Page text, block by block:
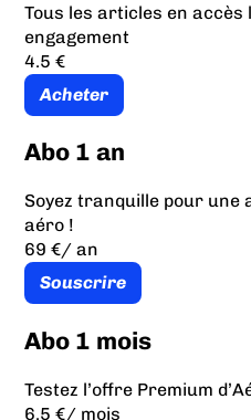
Tous les articles en
engagement
4.5 €
Acheter
Abo 1 an
Soyez tranquille pour une
aéro !
69 €/ an
Souscrire
Abo 1 mois
Testez l’offre Premium
6.5 €/ mois